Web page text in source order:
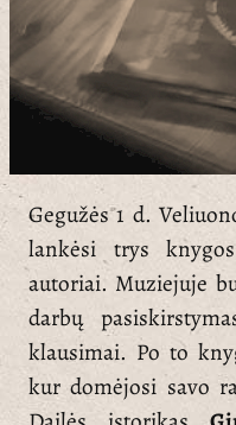
Gegužės 1 d.
lankėsi trys
autoriai. Muziejuje
darbų
klausimai. Po to
kur domėjosi savo